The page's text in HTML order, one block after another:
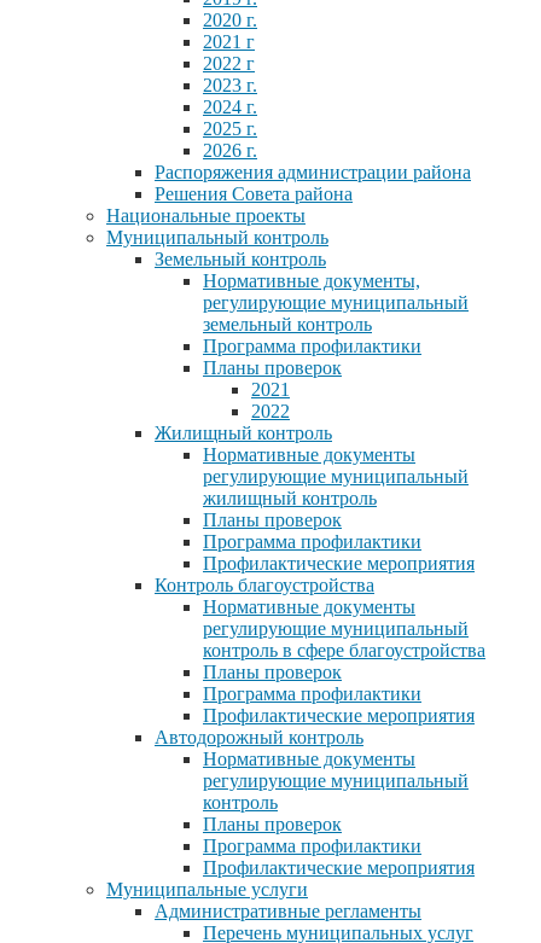
2020 г.
2021 г
2022 г
2023 г.
2024 г.
2025 г.
2026 г.
Распоряжения администрации района
Решения Совета района
Национальные проекты
Муниципальный контроль
Земельный контроль
Нормативные документы,
регулирующие муниципальный
земельный контроль
Программа профилактики
Планы проверок
2021
2022
Жилищный контроль
Нормативные документы
регулирующие муниципальный
жилищный контроль
Планы проверок
Программа профилактики
Профилактические мероприятия
Контроль благоустройства
Нормативные документы
регулирующие муниципальный
контроль в сфере благоустройства
Планы проверок
Программа профилактики
Профилактические мероприятия
Автодорожный контроль
Нормативные документы
регулирующие муниципальный
контроль
Планы проверок
Программа профилактики
Профилактические мероприятия
Муниципальные услуги
Административные регламенты
Перечень муниципальных услуг